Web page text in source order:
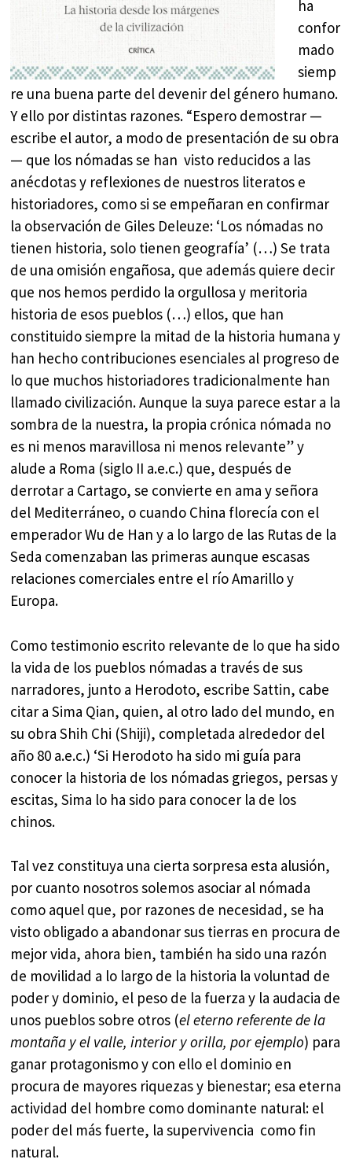
ha
confor
mado
siemp
re una buena parte del devenir del género humano.
Y ello por distintas razones. “Espero demostrar —
escribe el autor, a modo de presentación de su obra
— que los nómadas se han visto reducidos a las
anécdotas y reflexiones de nuestros literatos e
historiadores, como si se empeñaran en confirmar
la observación de Giles Deleuze: ‘Los nómadas no
tienen historia, solo tienen geografía’ (…) Se trata
de una omisión engañosa, que además quiere decir
que nos hemos perdido la orgullosa y meritoria
historia de esos pueblos (…) ellos, que han
constituido siempre la mitad de la historia humana y
han hecho contribuciones esenciales al progreso de
lo que muchos historiadores tradicionalmente han
llamado civilización. Aunque la suya parece estar a la
sombra de la nuestra, la propia crónica nómada no
es ni menos maravillosa ni menos relevante” y
alude a Roma (siglo II a.e.c.) que, después de
derrotar a Cartago, se convierte en ama y señora
del Mediterráneo, o cuando China florecía con el
emperador Wu de Han y a lo largo de las Rutas de la
Seda comenzaban las primeras aunque escasas
relaciones comerciales entre el río Amarillo y
Europa.
Como testimonio escrito relevante de lo que ha sido
la vida de los pueblos nómadas a través de sus
narradores, junto a Herodoto, escribe Sattin, cabe
citar a Sima Qian, quien, al otro lado del mundo, en
su obra Shih Chi (Shiji), completada alrededor del
año 80 a.e.c.) ‘Si Herodoto ha sido mi guía para
conocer la historia de los nómadas griegos, persas y
escitas, Sima lo ha sido para conocer la de los
chinos.
Tal vez constituya una cierta sorpresa esta alusión,
por cuanto nosotros solemos asociar al nómada
como aquel que, por razones de necesidad, se ha
visto obligado a abandonar sus tierras en procura de
mejor vida, ahora bien, también ha sido una razón
de movilidad a lo largo de la historia la voluntad de
poder y dominio, el peso de la fuerza y la audacia de
unos pueblos sobre otros (el eterno referente de la
montaña y el valle, interior y orilla, por ejemplo) para
ganar protagonismo y con ello el dominio en
procura de mayores riquezas y bienestar; esa eterna
actividad del hombre como dominante natural: el
poder del más fuerte, la supervivencia como fin
natural.